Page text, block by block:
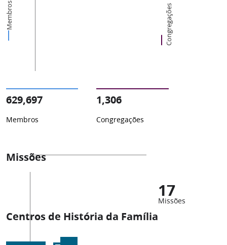
Membros Congregações
629,697
Membros
1,306
Congregações
Missões
17
Missões
Centros de História da Família